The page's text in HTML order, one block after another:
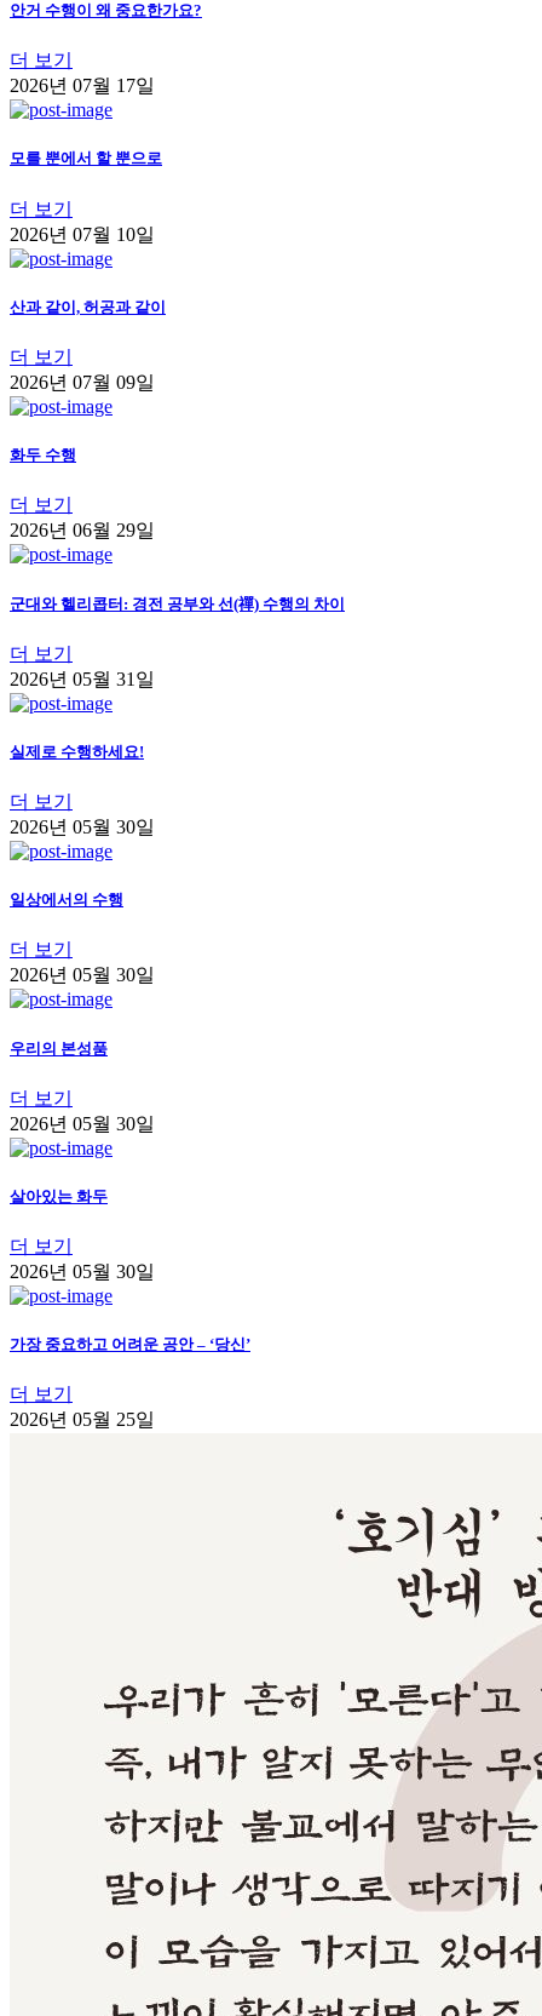
안거 수행이 왜 중요한가요?
더 보기
2026년 07월 17일
모를 뿐에서 할 뿐으로
더 보기
2026년 07월 10일
산과 같이, 허공과 같이
더 보기
2026년 07월 09일
화두 수행
더 보기
2026년 06월 29일
군대와 헬리콥터: 경전 공부와 선(禪) 수행의 차이
더 보기
2026년 05월 31일
실제로 수행하세요!
더 보기
2026년 05월 30일
일상에서의 수행
더 보기
2026년 05월 30일
우리의 본성품
더 보기
2026년 05월 30일
살아있는 화두
더 보기
2026년 05월 30일
가장 중요하고 어려운 공안 – ‘당신’
더 보기
2026년 05월 25일